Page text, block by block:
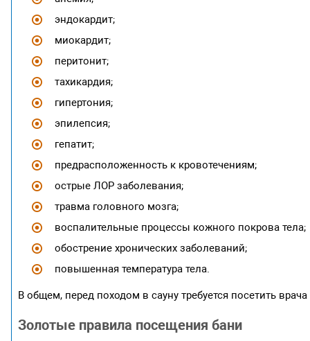
эндокардит;
миокардит;
перитонит;
тахикардия;
гипертония;
эпилепсия;
гепатит;
предрасположенность к кровотечениям;
острые ЛОР заболевания;
травма головного мозга;
воспалительные процессы кожного покрова тела;
обострение хронических заболеваний;
повышенная температура тела.
В общем, перед походом в сауну требуется посетить
Золотые правила посещения бани